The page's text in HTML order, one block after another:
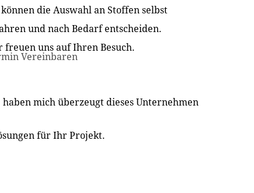
können die Auswahl an Stoffen selbst
und nach Bedarf entscheiden.
freuen uns auf Ihren Besuch.
Vereinbaren
mich überzeugt dieses Unternehmen
für Ihr Projekt.